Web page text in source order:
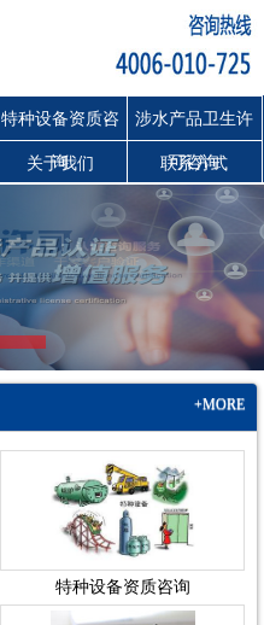
特种设备资质咨
询
涉水产品卫生许
可咨询
关于我们 联系方式
+MORE
特种设备资质咨询